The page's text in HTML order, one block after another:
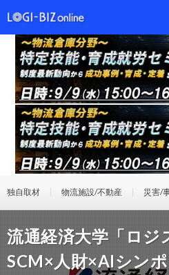
独自取材 物流施設/不動産 災害/
流通経済大学「ロジ
SCM×人財×AIシン